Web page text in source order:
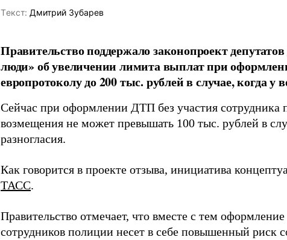
Tекст: Дмитрий Зубарев
Правительство поддержало законопроект
люди» об увеличении лимита выплат при
европротоколу до 200 тыс. рублей в случае, когда у
Сейчас при оформлении ДТП без участия сотрудника
возмещения не может превышать 100 тыс. рублей в
разногласия.
Как говорится в проекте отзыва, инициатива
ТАСС.
Правительство отмечает, что вместе с тем
сотрудников полиции несет в себе повышенный риск